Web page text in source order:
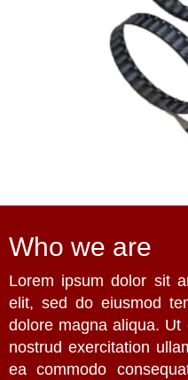
Who we are
Lorem ipsum dolor sit
elit, sed do eiusmod
dolore magna aliqua.
nostrud exercitation
ea commodo